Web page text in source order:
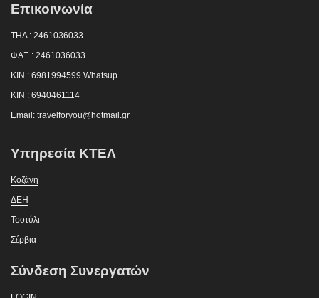
Επικοινωνία
ΤΗΛ : 2461036033
ΦΑΞ : 2461036033
KIN : 6981994599 Whatsup
KIN : 6940461114
Email: travelforyou@hotmail.gr
Υπηρεσία ΚΤΕΛ
Κοζάνη
ΔΕΗ
Τσοτύλι
Σέρβια
Σύνδεση Συνεργατών